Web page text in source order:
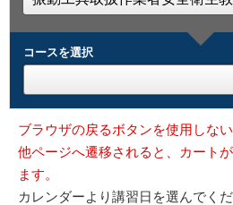
コースを選択
ブラウザの戻るボタンを使用しない
他ページへ遷移されると、カート
ます。
カレンダーより講習日を選んでくだ